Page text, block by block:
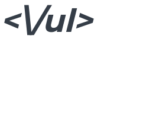
<\/ul>